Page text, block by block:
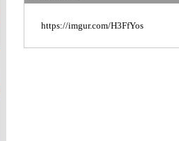
https://imgur.com/H3FfYos